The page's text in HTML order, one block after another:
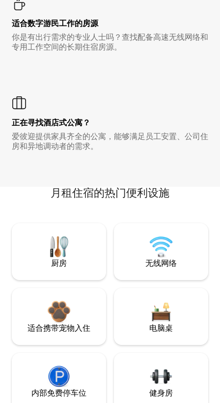
适合数字游民工作的房源
你是有出行需求的专业人士吗？查找配备高速无线网络和
专用工作空间的长期住宿房源。
正在寻找酒店式公寓？
爱彼迎提供家具齐全的公寓，能够满足员工安置、公司住
房和异地调动者的需求。
月租住宿的热门便利设施
厨房 无线网络
适合携带宠物入住 电脑桌
内部免费停车位 健身房